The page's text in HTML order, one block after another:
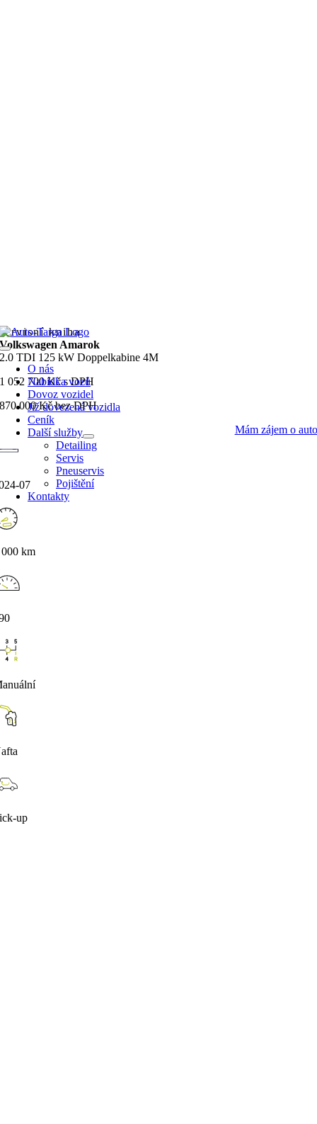
Přeskočit
na
obsah
Toggle
Navigation
O nás
Nabídka vozů
Dovoz vozidel
Již dovezená vozidla
Ceník
Další služby
Detailing
Servis
Pneuservis
Pojištění
Kontakty
servisní kniha
Volkswagen Amarok
2.0 TDI 125 kW Doppelkabine 4M
1 052 700 Kč s DPH
870 000 Kč bez DPH
Mám zájem o auto
07
km
up